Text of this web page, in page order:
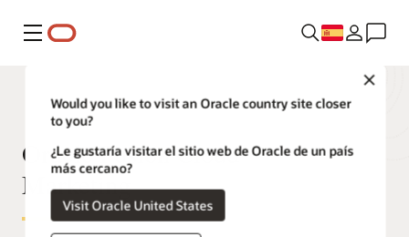
Menú
Would you like to visit an Oracle country site closer
to you?
¿Le gustaría visitar el sitio web de Oracle de un país
más cercano?
Visit Oracle United States
Oracle Fusion Cloud
Marketing